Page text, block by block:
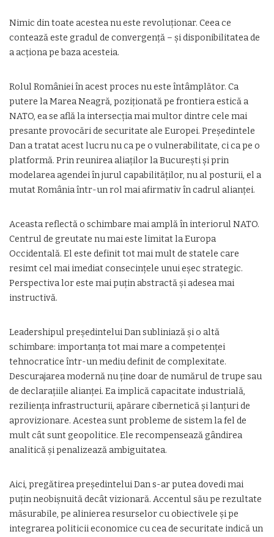
Nimic din toate acestea nu este revoluționar. Ceea ce
contează este gradul de convergență – și disponibilitatea de
a acționa pe baza acesteia.
Rolul României în acest proces nu este întâmplător. Ca
putere la Marea Neagră, poziționată pe frontiera estică a
NATO, ea se află la intersecția mai multor dintre cele mai
presante provocări de securitate ale Europei. Președintele
Dan a tratat acest lucru nu ca pe o vulnerabilitate, ci ca pe o
platformă. Prin reunirea aliaților la București și prin
modelarea agendei în jurul capabilităților, nu al posturii, el a
mutat România într-un rol mai afirmativ în cadrul alianței.
Aceasta reflectă o schimbare mai amplă în interiorul NATO.
Centrul de greutate nu mai este limitat la Europa
Occidentală. El este definit tot mai mult de statele care
resimt cel mai imediat consecințele unui eșec strategic.
Perspectiva lor este mai puțin abstractă și adesea mai
instructivă.
Leadershipul președintelui Dan subliniază și o altă
schimbare: importanța tot mai mare a competenței
tehnocratice într-un mediu definit de complexitate.
Descurajarea modernă nu ține doar de numărul de trupe sau
de declarațiile alianței. Ea implică capacitate industrială,
reziliența infrastructurii, apărare cibernetică și lanțuri de
aprovizionare. Acestea sunt probleme de sistem la fel de
mult cât sunt geopolitice. Ele recompensează gândirea
analitică și penalizează ambiguitatea.
Aici, pregătirea președintelui Dan s-ar putea dovedi mai
puțin neobișnuită decât vizionară. Accentul său pe rezultate
măsurabile, pe alinierea resurselor cu obiectivele și pe
integrarea politicii economice cu cea de securitate indică un